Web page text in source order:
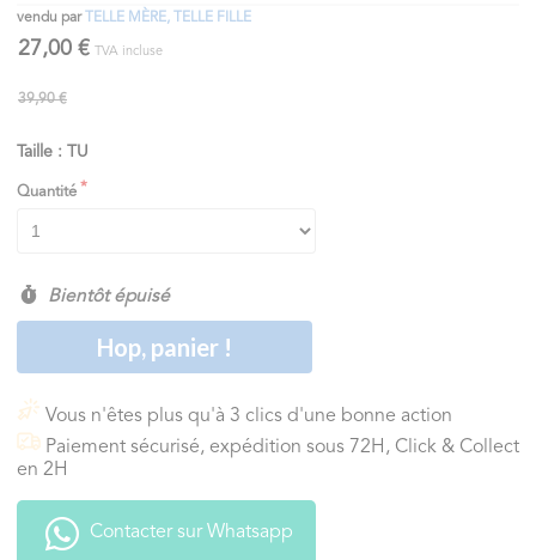
vendu par TELLE MÈRE, TELLE FILLE
27,00 € TVA incluse
39,90 €
Taille : TU
Quantité
Bientôt épuisé
Hop, panier !
Vous n'êtes plus qu'à 3 clics d'une bonne action
Paiement sécurisé, expédition sous 72H, Click & Collect
en 2H
Contacter sur Whatsapp